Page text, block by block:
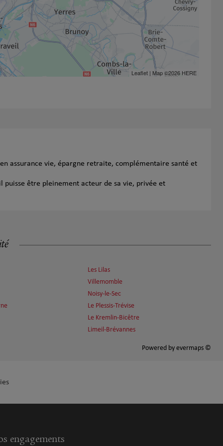
Leaflet| Map ©2026 HERE
assurance vie, épargne retraite, complémentaire santé et
être pleinement acteur de sa vie, privée et
Les Lilas
Villemomble
Noisy-le-Sec
Le Plessis-Trévise
Le Kremlin-Bicêtre
Limeil-Brévannes
Powered by evermaps ©
engagements